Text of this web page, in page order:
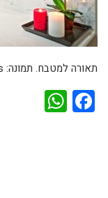
תאורה למטבח. תמונה: pexels